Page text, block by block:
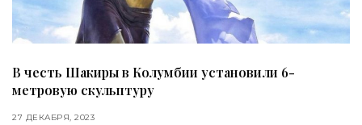
В честь Шакиры в Колумбии установили 6-
метровую скульптуру
27 ДЕКАБРЯ, 2023